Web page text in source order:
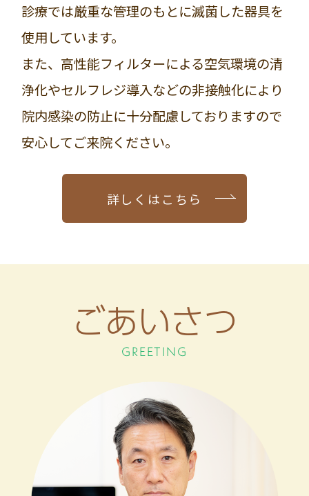
診療では厳重な管理のもとに滅菌した器具を
使用しています。
また、高性能フィルターによる空気環境の清
浄化やセルフレジ導入などの非接触化により
院内感染の防止に十分配慮しておりますので
安心してご来院ください。
詳しくはこちら
ごあいさつ
GREETING